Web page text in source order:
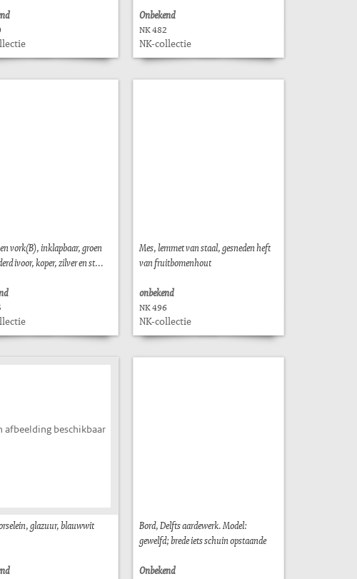
Onbekend
NK 482
NK-collectie
vork(B), inklapbaar, groen
ivoor, koper, zilver en st...
Mes, lemmet van staal, gesneden heft
van fruitbomenhout
onbekend
NK 496
NK-collectie
afbeelding beschikbaar
glazuur, blauwwit
Bord, Delfts aardewerk. Model:
gewelfd; brede iets schuin opstaande
Onbekend